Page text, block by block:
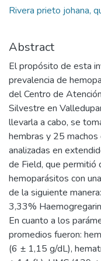
Rivera prieto johana,
Abstract
El propósito de esta
prevalencia de
del Centro de
Silvestre en
llevarla a cabo, se
hembras y 25 machos
analizadas en
de Field, que permitió
hemoparásitos con
de la siguiente
3,33%
En cuanto a los
promedios fueron:
(6 ± 1,15 g/dL),